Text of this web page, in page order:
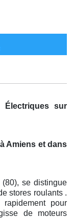
Électriques sur
Amiens et dans
se distingue
stores roulants .
rapidement pour
de moteurs